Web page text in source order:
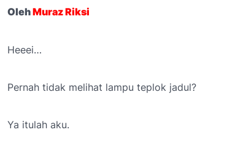
OlehMuraz Riksi
Heeei…
Pernah tidak melihat lampu teplok jadul?
Ya itulah aku.